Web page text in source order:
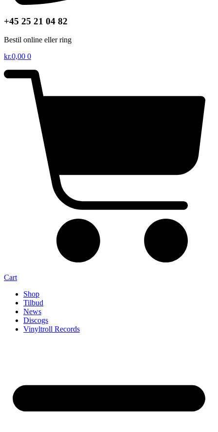
+45 25 21 04 82
Bestil online eller ring
kr.0,00 0
Cart
Shop
Tilbud
News
Discogs
Vinyltroll Records